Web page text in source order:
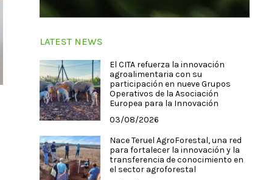
LATEST NEWS
El CITA refuerza la innovación
agroalimentaria con su
participación en nueve Grupos
Operativos de la Asociación
Europea para la Innovación
03/08/2026
Nace Teruel AgroForestal, una red
para fortalecer la innovación y la
transferencia de conocimiento en
el sector agroforestal